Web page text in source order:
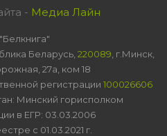
- Медиа Лайн
Беларусь, 220089 , г.Минск,
27а, ком 18
регистрации 100026606
Минский горисполком
в ЕГР: 03.03.2006
с 01.03.2021 г.